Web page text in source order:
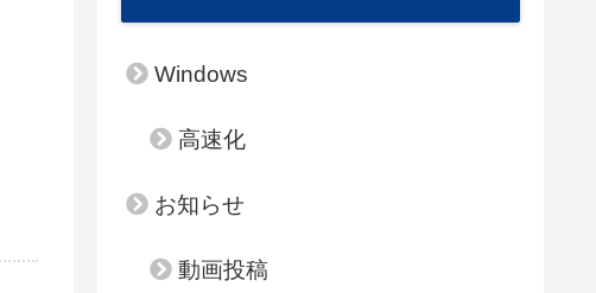
Windows
高速化
お知らせ
動画投稿